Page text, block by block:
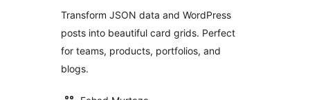
Transform JSON data and WordPress
posts into beautiful card grids. Perfect
for teams, products, portfolios, and
blogs.